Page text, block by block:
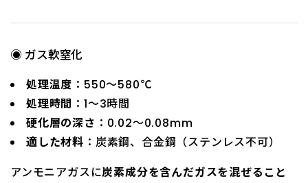
◉ ガス軟窒化
処理温度 ：550～580℃
処理時間 ：1～3時間
硬化層の深さ ：0.02～0.08mm
適した材料 ：炭素鋼、合金鋼（ステンレス不可）
アンモニアガスに炭素成分を含んだガスを混ぜること